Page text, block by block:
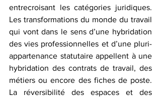
entrecroisant les catégories juridiques.
Les transformations du monde du travail
qui vont dans le sens d’une hybridation
des vies professionnelles et d’une pluri-
appartenance statutaire appellent à une
hybridation des contrats de travail, des
métiers ou encore des fiches de poste.
La réversibilité des espaces et des